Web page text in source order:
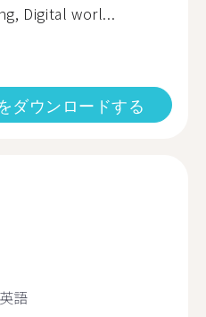
Digital worl...
ダウンロードする
英語